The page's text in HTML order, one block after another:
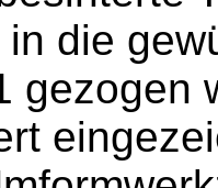
die
gezogen